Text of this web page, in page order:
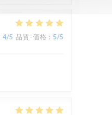
4/5 品質-価格 : 5/5